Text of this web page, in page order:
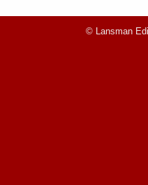
© Lansman